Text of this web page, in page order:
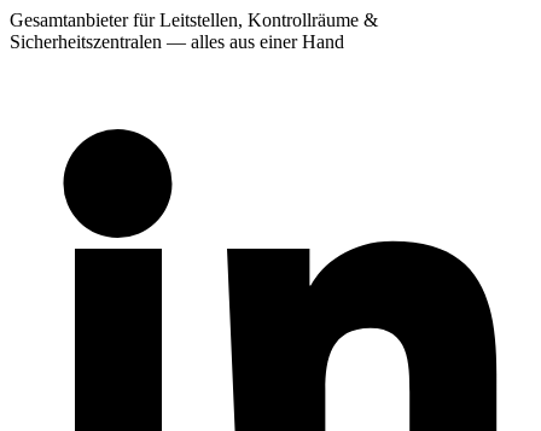
Gesamtanbieter für Leitstellen, Kontrollräume &
Sicherheitszentralen — alles aus einer Hand